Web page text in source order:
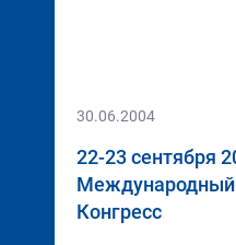
30.06.2004
22-23 сентября
Международный
Конгресс